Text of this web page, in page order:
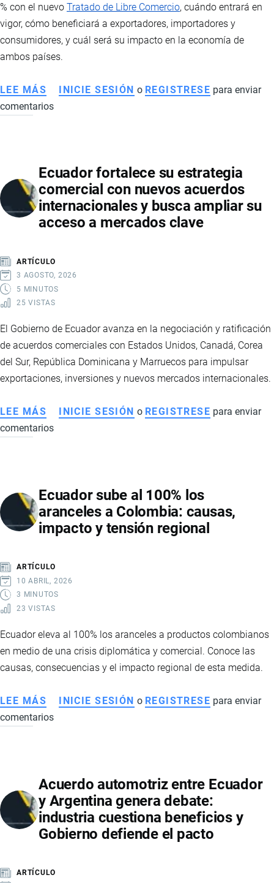
COOPERACIÓN
MINERALES
% con el nuevo Tratado de Libre Comercio, cuándo entrará en
vigor, cómo beneficiará a exportadores, importadores y
consumidores, y cuál será su impacto en la economía de
ambos países.
LEE MÁS SOBRE
TLC
CANADÁ:
ESTOS
SON
LOS
TENDRÁN
ARANCEL
0
BILATERAL
INICIE SESIÓN o REGISTRESE para enviar
comentarios
Ecuador fortalece su estrategia
comercial con nuevos acuerdos
internacionales y busca ampliar su
acceso a mercados clave
ARTÍCULO
3 AGOSTO, 2026
5 MINUTOS
25 VISTAS
El Gobierno de Ecuador avanza en la negociación y ratificación
de acuerdos comerciales con Estados Unidos, Canadá, Corea
del Sur, República Dominicana y Marruecos para impulsar
exportaciones, inversiones y nuevos mercados internacionales.
LEE MÁS SOBRE
ECUADOR
COMERCIAL
CON
NUEVOS
BUSCA
AMPLIAR
MERCADOS
INICIE SESIÓN o REGISTRESE para enviar
comentarios
Ecuador sube al 100% los
aranceles a Colombia: causas,
impacto y tensión regional
ARTÍCULO
10 ABRIL, 2026
3 MINUTOS
23 VISTAS
Ecuador eleva al 100% los aranceles a productos colombianos
en medio de una crisis diplomática y comercial. Conoce las
causas, consecuencias y el impacto regional de esta medida.
LEE MÁS SOBRE
ECUADOR
LOS
ARANCELES
A
COLOMBIA:
INICIE SESIÓN o REGISTRESE para enviar
comentarios
Acuerdo automotriz entre Ecuador
y Argentina genera debate:
industria cuestiona beneficios y
Gobierno defiende el pacto
ARTÍCULO